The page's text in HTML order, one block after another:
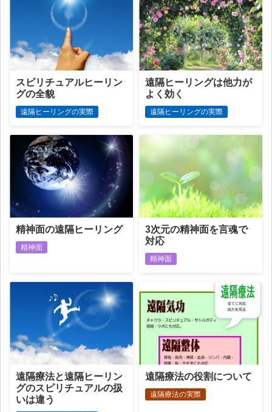
スピリチュアルヒーリン
グの全貌
遠隔ヒーリングの実際
遠隔ヒーリングは他力が
よく効く
遠隔ヒーリングの実際
精神面の遠隔ヒーリング
精神面
3次元の精神面を言魂で
対応
精神面
遠隔療法と遠隔ヒーリン
グのスピリチュアルの扱
いは違う
遠隔療法の役割について
遠隔療法の実際